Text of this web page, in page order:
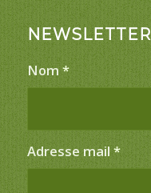
NEWSLETTER
Nom *
Adresse mail *